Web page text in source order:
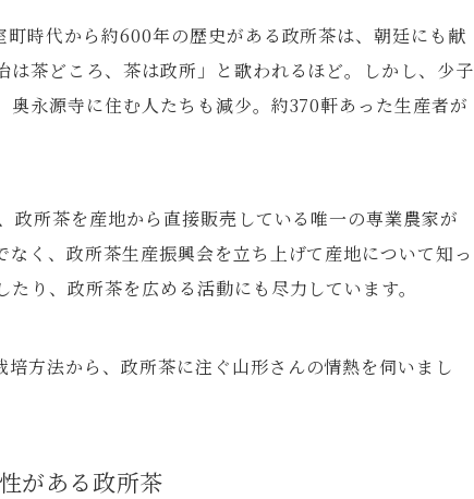
時代から約600年の歴史がある政所茶は、朝廷にも献
は茶どころ、茶は政所」と歌われるほど。しかし、少子
永源寺に住む人たちも減少。約370軒あった生産者が
政所茶を産地から直接販売している唯一の専業農家が
く、政所茶生産振興会を立ち上げて産地について知っ
り、政所茶を広める活動にも尽力しています。
方法から、政所茶に注ぐ山形さんの情熱を伺いまし
がある政所茶